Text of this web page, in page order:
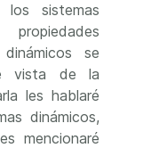
sistemas
se
vista de la
les hablaré
dinámicos,
mencionaré